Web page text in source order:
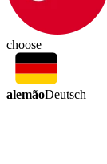
choose
alemãoDeutsch